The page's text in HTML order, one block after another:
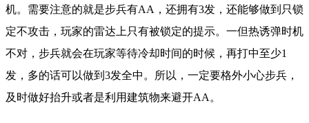
机。需要注意的就是步兵有AA，还拥有3发，还能够做到只锁
定不攻击，玩家的雷达上只有被锁定的提示。一但热诱弹时机
不对，步兵就会在玩家等待冷却时间的时候，再打中至少1
发，多的话可以做到3发全中。所以，一定要格外小心步兵，
及时做好抬升或者是利用建筑物来避开AA。